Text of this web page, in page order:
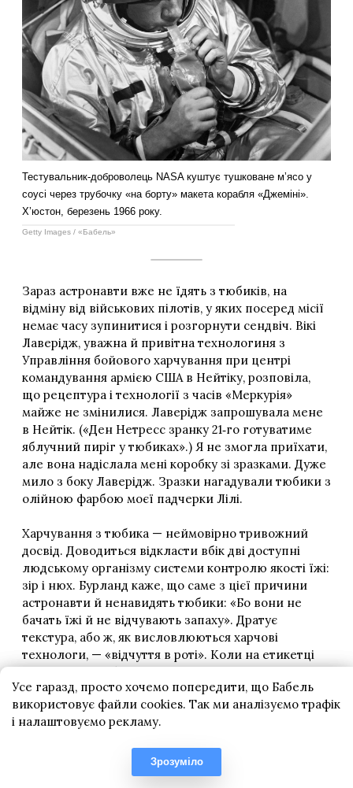
Усе гаразд, просто хочемо попередити, що Бабель
використовує файли cookies. Так ми аналізуємо трафік
і налаштовуємо рекламу.
Зрозуміло